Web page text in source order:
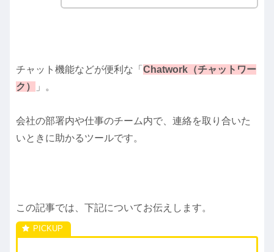
チャット機能などが便利な「 Chatwork（チャットワー
ク）
」。
会社の部署内や仕事のチーム内で、連絡を取り合いた
いときに助かるツールです。
この記事では、下記についてお伝えします。